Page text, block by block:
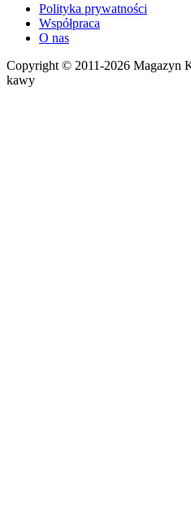
Polityka prywatności
Współpraca
O nas
Copyright © 2011-2026 Magazyn
kawy